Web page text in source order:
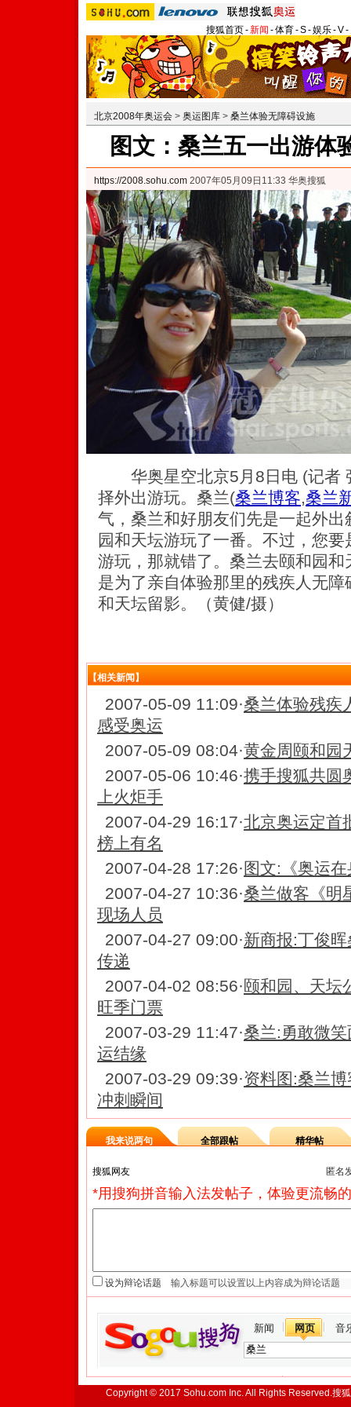
搜狐首页-新闻 -体育-S-娱乐-V-
北京2008年奥运会 > 奥运图库 > 桑兰体验无障碍设施
图文：桑兰五一出游体
https://2008.sohu.com 2007年05月09日11:33 华奥搜狐
华奥星空北京5月8日电 (记者
择外出游玩。桑兰(桑兰博客,桑兰
气，桑兰和好朋友们先是一起外
园和天坛游玩了一番。不过，您
游玩，那就错了。桑兰去颐和园
是为了亲自体验那里的残疾人无
和天坛留影。（黄健/摄）
【相关新闻】
2007-05-09 11:09·桑兰体验残疾
感受奥运
2007-05-09 08:04·黄金周颐和园
2007-05-06 10:46·携手搜狐共圆
上火炬手
2007-04-29 16:17·北京奥运定首
榜上有名
2007-04-28 17:26· 图文:《奥运
2007-04-27 10:36·桑兰做客《明
现场人员
2007-04-27 09:00·新商报:丁俊
传递
2007-04-02 08:56·颐和园、天坛
旺季门票
2007-03-29 11:47·桑兰:勇敢微
运结缘
2007-03-29 09:39·资料图:桑兰
冲刺瞬间
我来说两句 全部跟帖 精华帖
匿名
*用搜狗拼音输入法发帖子，体验更流畅
设为辩论话题
新闻 网页 音
Copyright © 2017 Sohu.com Inc. All Rights Reserved.搜